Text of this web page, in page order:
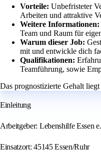
Vorteile: Unbefristeter
Arbeiten und attraktive
Weitere Informationen:
Team und Raum für
Warum dieser Job:
mit und entwickle dich
Qualifikationen:
Teamführung, sowie
Das prognostizierte Gehalt
Einleitung
Arbeitgeber: Lebenshilfe Essen
Einsatzort: 45145 Essen/Ruhr